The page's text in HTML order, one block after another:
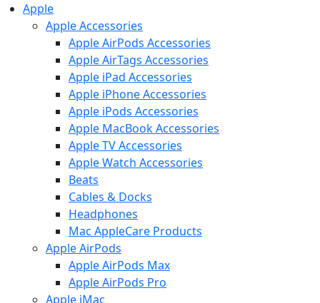
Apple
Apple Accessories
Apple AirPods Accessories
Apple AirTags Accessories
Apple iPad Accessories
Apple iPhone Accessories
Apple iPods Accessories
Apple MacBook Accessories
Apple TV Accessories
Apple Watch Accessories
Beats
Cables & Docks
Headphones
Mac AppleCare Products
Apple AirPods
Apple AirPods Max
Apple AirPods Pro
Apple iMac